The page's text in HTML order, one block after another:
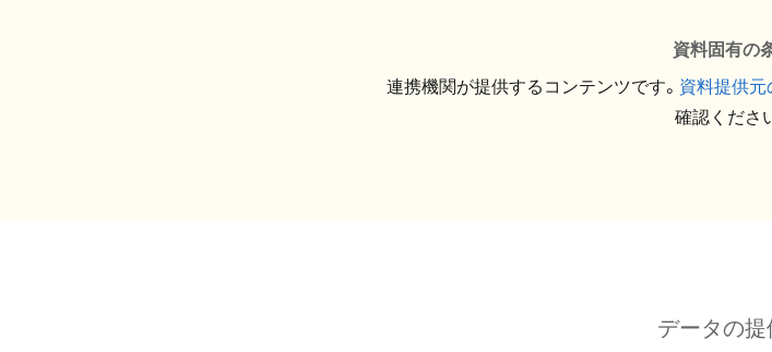
資料固有の
連携機関が提供するコンテンツです。 資料提供
確認くださ
データの提